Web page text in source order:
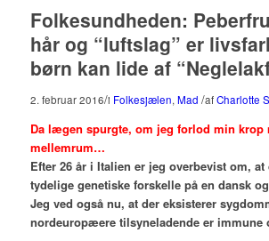
Folkesundheden:
hår og “luftslag” er
børn kan lide af
2. februar 2016/i Folkesjælen,Mad /afCharlotte
Da lægen spurgte, om jeg forlod min
mellemrum…
Efter 26 år i Italien er jeg overbevist om, at
tydelige genetiske forskelle på en dansk
Jeg ved også nu, at der eksisterer
nordeuropæere tilsyneladende er immune